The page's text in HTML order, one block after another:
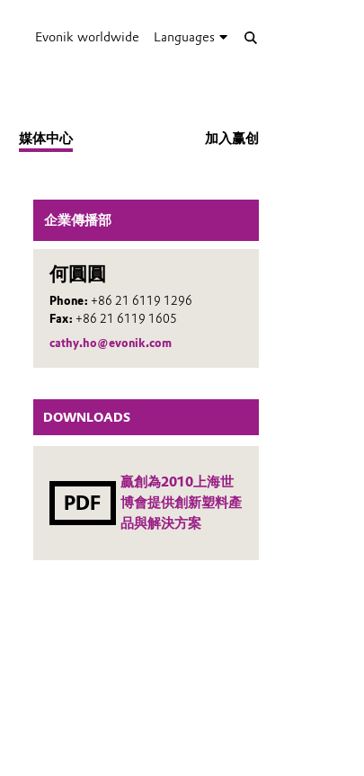
Evonik worldwide Languages
媒体中心 加入赢创
企業傳播部
何圓圓
Phone: +86 21 6119 1296
Fax: +86 21 6119 1605
cathy.ho@evonik.com
DOWNLOADS
PDF
贏創為2010上海世
博會提供創新塑料產
品與解決方案